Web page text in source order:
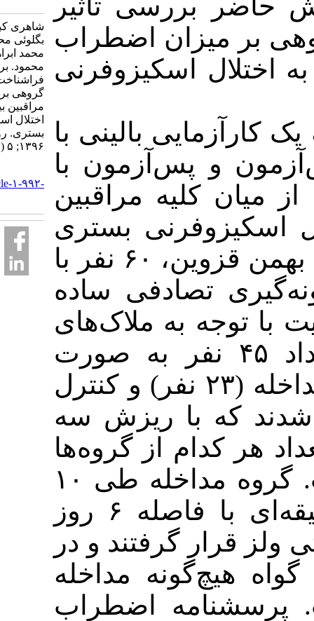
میزان اضطراب
اسکیزوفرنی
بالینی با
و پس‌آزمون با
کلیه مراقبین
بستری
شده در بیمارستان ۲۲ بهمن قزوین، ۶۰ نفر با
تصادفی ساده
به ملاک‌های
به پژوهش، تعداد ۴۵ نفر به صورت
تصادفی به دو گروه مداخله (۲۳ نفر) و کنترل
که با ریزش سه
کدام از گروه‌ها
به ۲۰ نفر تقلیل یافت. گروه مداخله طی ۱۰
جلسه گروهی ۹۰ دقیقه‌ای با فاصله ۶ روز
گرفتند و در
مداخله
اضطراب
شاهری کبری، مرادی
بگلوئی محمد، ساریچلو
محمد ابراهیم، علیپور
محمود. بررسی تأثیر
فراشناخت درمانی
گروهی بر اضطراب
مراقبین بیماران مبتلا به
اختلال اسکیزوفرنی
بستری. روان پرستاری.
۱۳۹۶; ۵ (۵) :۳۴-۴۲
http://ijpn.ir/article-۱-۹۹۲-